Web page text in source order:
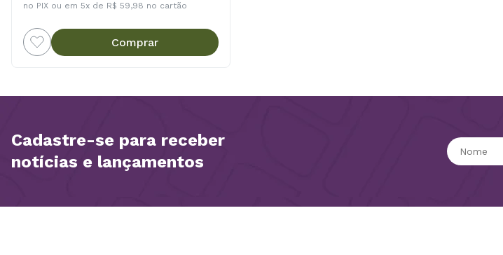
no PIX ou em 5x de R$ 59,98 no cartão
Comprar
Cadastre-se para receber
notícias e lançamentos